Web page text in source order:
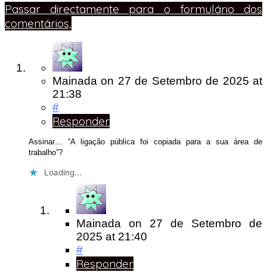
Passar directamente para o formulário dos
comentários,
Mainada on 27 de Setembro de 2025at
21:38
#
Responder
Assinar… “A ligação pública foi copiada para a sua área de
trabalho”?
Loading...
Mainada on 27 de Setembro de
2025 at 21:40
#
Responder